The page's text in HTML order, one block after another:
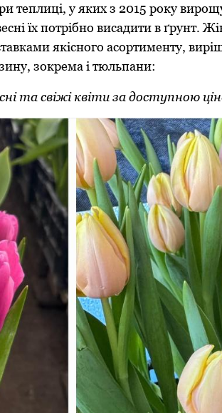
теплиці, у яких з 2015 року
їх потрібно висадити в ґрунт.
якісного асортименту,
зокрема і тюльпани:
та свіжі квіти за доступною